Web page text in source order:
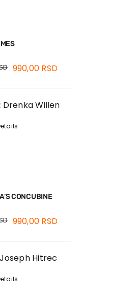
990,00 RSD
Drenka Willen
CONCUBINE
990,00 RSD
Joseph Hitrec